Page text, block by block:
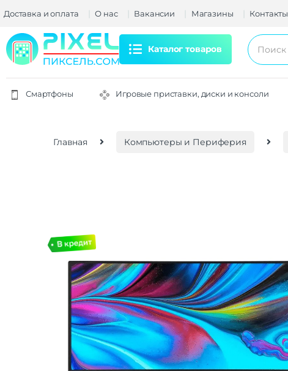
Доставка и оплата О нас Вакансии Магазины Контакты
Каталог товаров
Смартфоны Игровые приставки, диски и консоли
Главная Компьютеры и Периферия